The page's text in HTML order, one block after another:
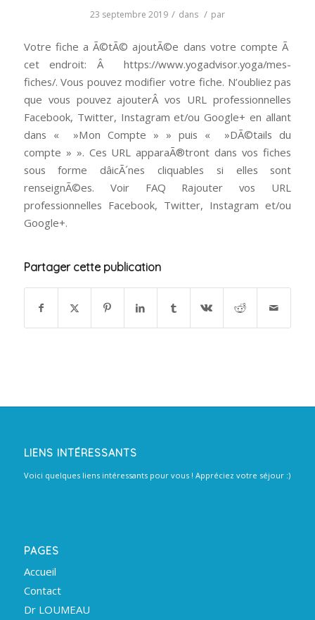
23 septembre 2019 / dans / par
Votre fiche a Ã©tÃ© ajoutÃ©e dans votre compte Ã
cet endroit: Â https://www.yogadvisor.yoga/mes-
fiches/. Vous pouvez modifier votre fiche. N’oubliez pas
que vous pouvez ajouterÂ vos URL professionnelles
Facebook, Twitter, Instagram et/ou Google+ en allant
dans « »Mon Compte » » puis « »DÃ©tails du
compte » ». Ces URL apparaÃ®tront dans vos fiches
sous forme dâicÃ´nes cliquables si elles sont
renseignÃ©es. Voir FAQ Rajouter vos URL
professionnelles Facebook, Twitter, Instagram et/ou
Google+.
Partager cette publication
LIENS INTÉRESSANTS
Voici quelques liens intéressants pour vous ! Appréciez votre séjour :)
PAGES
Accueil
Contact
Dr LOUMEAU